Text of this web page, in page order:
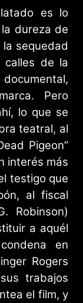
es lo
dureza de
sequedad
de la
Pero
lo que se
teatral, al
Pigeon”
interés más
testigo que
al fiscal
Robinson)
a aquél
en
Rogers
trabajos
el film, y